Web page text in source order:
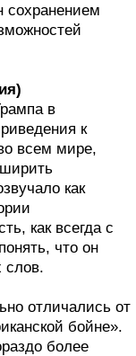
сохранением
в
к
всем мире,
как
как всегда с
что он
слов.
отличались от
бойне».
более